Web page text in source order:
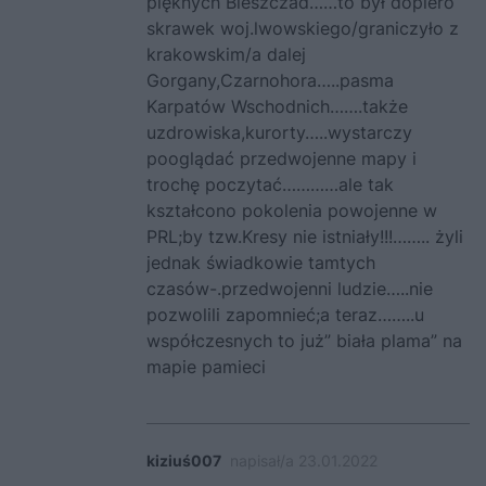
skrawek woj.lwowskiego/graniczyło z
krakowskim/a dalej
Gorgany,Czarnohora…..pasma
Karpatów Wschodnich…….także
uzdrowiska,kurorty…..wystarczy
pooglądać przedwojenne mapy i
trochę poczytać…………ale tak
kształcono pokolenia powojenne w
PRL;by tzw.Kresy nie istniały!!!…….. żyli
jednak świadkowie tamtych
czasów-.przedwojenni ludzie…..nie
pozwolili zapomnieć;a teraz……..u
współczesnych to już” biała plama” na
mapie pamieci
kiziuś007